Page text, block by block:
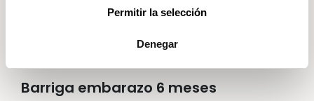
Permitir la selección
Denegar
movimientos del bebé. Al principio son
reconocen con claridad.
Barriga embarazo 6 meses